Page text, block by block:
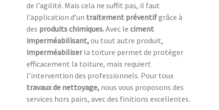
de l’agilité. Mais cela ne suffit pas, il faut
l’application d’un traitement préventifgrâce à
des produits chimiques.Avec le ciment
imperméabilisant,ou tout autre produit,
imperméabiliserla toiture permet de protéger
efficacement la toiture, mais requiert
l’intervention des professionnels. Pour toux
travaux de nettoyage, nous vous proposons des
services hors pairs, avec des finitions excellentes.